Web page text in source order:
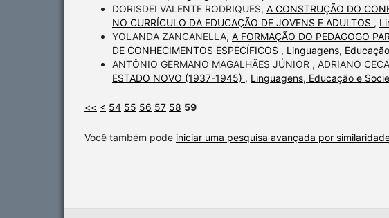
DORISDEI VALENTE RODRIQUES, A CONSTRUÇÃO DO
NO CURRÍCULO DA EDUCAÇÃO DE JOVENS E ADULTOS ,
YOLANDA ZANCANELLA, A FORMAÇÃO DO PEDAGOGO
DE CONHECIMENTOS ESPECÍFICOS , Linguagens,
ANTÔNIO GERMANO MAGALHÃES JÚNIOR , ADRIANO
ESTADO NOVO (1937-1945) , Linguagens, Educação e
<< < 54 55 56 57 58 59
Você também pode iniciar uma pesquisa avançada por